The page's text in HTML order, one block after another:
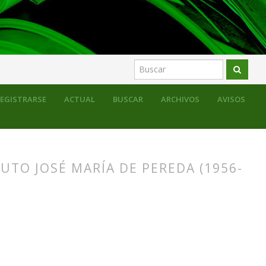
ACTUAL BUSCAR ARCHIVOS AVISOS
JOSÉ MARÍA DE PEREDA (1956-